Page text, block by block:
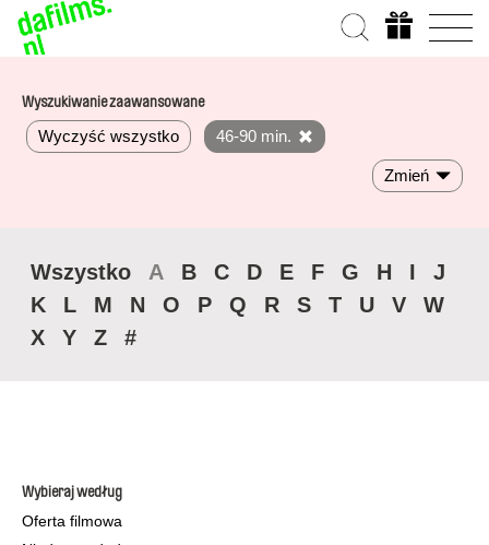
Wyszukiwanie zaawansowane
Wyczyść wszystko 46-90 min.
Zmień
Wszystko A B C D E F G H I
J
K
L M N O P Q R S T U V
W
X
Y Z #
Wybieraj według
Oferta filmowa